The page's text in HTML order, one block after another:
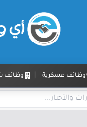
وظائف عسكرية وظائف